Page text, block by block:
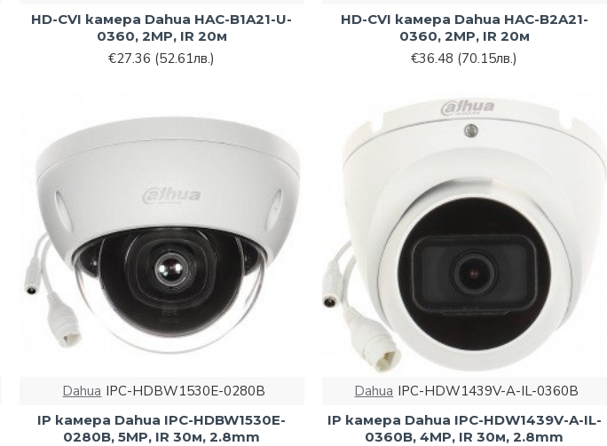
HD-CVI камера Dahua HAC-B1A21-U-
0360, 2MP, IR 20м
€27.36 (52.61лв.)
HD-CVI камера Dahua HAC-B2A21-
0360, 2MP, IR 20м
€36.48 (70.15лв.)
Dahua IPC-HDBW1530E-0280B
IP камера Dahua IPC-HDBW1530E-
0280B, 5MP, IR 30м, 2.8mm
Dahua IPC-HDW1439V-A-IL-0360B
IP камера Dahua IPC-HDW1439V-A-IL-
0360B, 4MP, IR 30м, 2.8mm